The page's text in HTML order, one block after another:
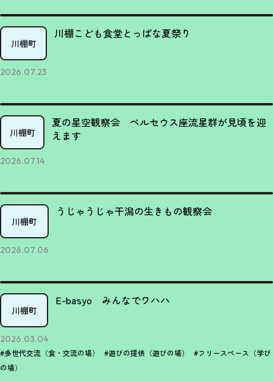
川棚町
川棚こども食堂とっぱな夏祭り
2026.07.23
川棚町
夏の星空観察会 ペルセウス座流星群が見頃を迎
えます
2026.07.14
川棚町
うじゃうじゃ干潟の生きもの観察会
2026.07.06
川棚町
E-basyo みんなでワハハ
2026.03.04
#多世代交流（食・交流の場） #遊びの提供（遊びの場）
#フリースペース（学び
の場）